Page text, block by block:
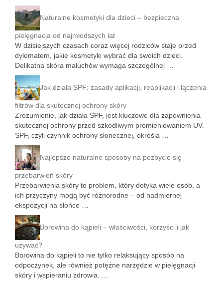
Naturalne kosmetyki dla dzieci – bezpieczna
pielęgnacja od najmłodszych lat
W dzisiejszych czasach coraz więcej rodziców staje przed
dylematem, jakie kosmetyki wybrać dla swoich dzieci.
Delikatna skóra maluchów wymaga szczególnej …
Jak działa SPF: zasady aplikacji, reaplikacji i łączenia
filtrów dla skutecznej ochrony skóry
Zrozumienie, jak działa SPF, jest kluczowe dla zapewnienia
skutecznej ochrony przed szkodliwym promieniowaniem UV.
SPF, czyli czynnik ochrony słonecznej, określa …
Najlepsze naturalne sposoby na pozbycie się
przebarwień skóry
Przebarwienia skóry to problem, który dotyka wiele osób, a
ich przyczyny mogą być różnorodne – od nadmiernej
ekspozycji na słońce …
Borowina do kąpieli – właściwości, korzyści i jak
używać?
Borowina do kąpieli to nie tylko relaksujący sposób na
odpoczynek, ale również potężne narzędzie w pielęgnacji
skóry i wspieraniu zdrowia. …